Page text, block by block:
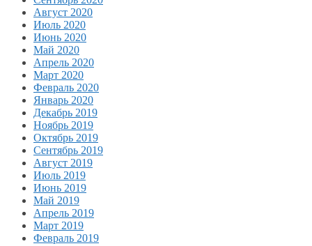
Август 2020
Июль 2020
Июнь 2020
Май 2020
Апрель 2020
Март 2020
Февраль 2020
Январь 2020
Декабрь 2019
Ноябрь 2019
Октябрь 2019
Сентябрь 2019
Август 2019
Июль 2019
Июнь 2019
Май 2019
Апрель 2019
Март 2019
Февраль 2019